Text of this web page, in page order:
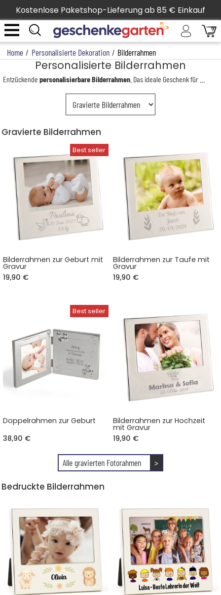
Kostenlose Paketshop-Lieferung ab 85 € Einkauf
Home / Personalisierte Dekoration / Bilderrahmen
Personalisierte Bilderrahmen
Entzückendepersonalisierbare Bilderrahmen . Das ideale Geschenk für eine Geburt oder eine Taufe, denn unsere Rahmen werden nach Ihren Wünschen mit Informationen über das Kind graviert, z.B. mit einem Namen, Geburtsdatum und Gewicht. Entdecken Sie unsere Auswahl an
Gravierte Bilderrahmen
Bilderrahmen zur Geburt mit
Gravur
19,90 €
Bilderrahmen zur Taufe mit
Gravur
19,90 €
Doppelrahmen zur Geburt
38,90 €
Bilderrahmen zur Hochzeit
mit Gravur
19,90 €
Alle gravierten Fotorahmen >
Bedruckte Bilderrahmen